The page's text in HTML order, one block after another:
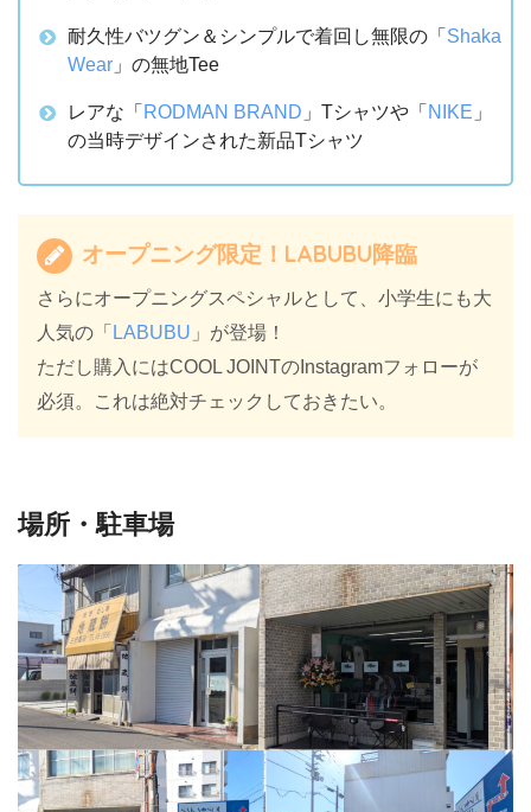
耐久性バツグン＆シンプルで着回し無限の「 Shaka
Wear 」の無地Tee
レアな「 RODMAN BRAND 」Tシャツや「 NIKE 」
の当時デザインされた新品Tシャツ
オープニング限定！LABUBU降臨
さらにオープニングスペシャルとして、小学生にも大
人気の「 LABUBU 」が登場！
ただし購入にはCOOL JOINTのInstagramフォローが
必須。これは絶対チェックしておきたい。
場所・駐車場